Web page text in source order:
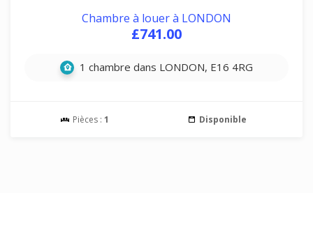
Chambre à louer à LONDON
£741.00
1 chambre dans LONDON, E16 4RG
Pièces : 1 Disponible